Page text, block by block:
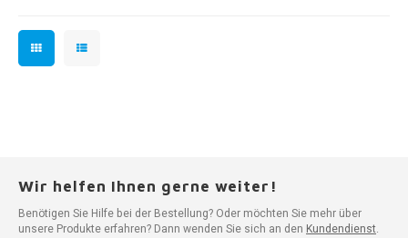
Wir helfen Ihnen gerne weiter!
Benötigen Sie Hilfe bei der Bestellung? Oder möchten Sie mehr über
unsere Produkte erfahren? Dann wenden Sie sich an den Kundendienst.